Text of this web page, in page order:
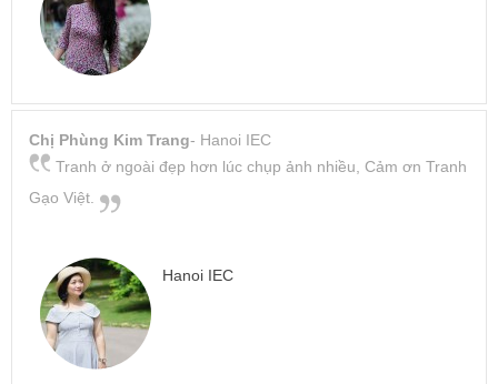
Chị Phùng Kim Trang- Hanoi IEC
Tranh ở ngoài đẹp hơn lúc chụp ảnh nhiều, Cảm ơn Tranh
Gạo Việt.
Hanoi IEC